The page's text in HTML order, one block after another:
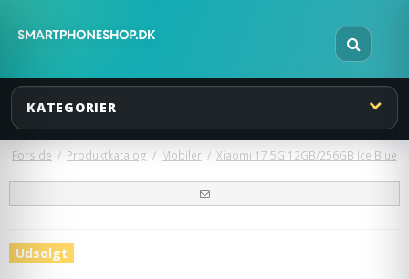
KATEGORIER
Forside / Produktkatalog / Mobiler / Xiaomi 17 5G 12GB/256GB Ice Blue
Udsolgt